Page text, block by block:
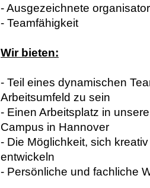
- Ausgezeichnete
- Teamfähigkeit
Wir bieten:
- Teil eines dynamischen
Arbeitsumfeld zu sein
- Einen Arbeitsplatz in
Campus in Hannover
- Die Möglichkeit, sich
entwickeln
- Persönliche und fachliche